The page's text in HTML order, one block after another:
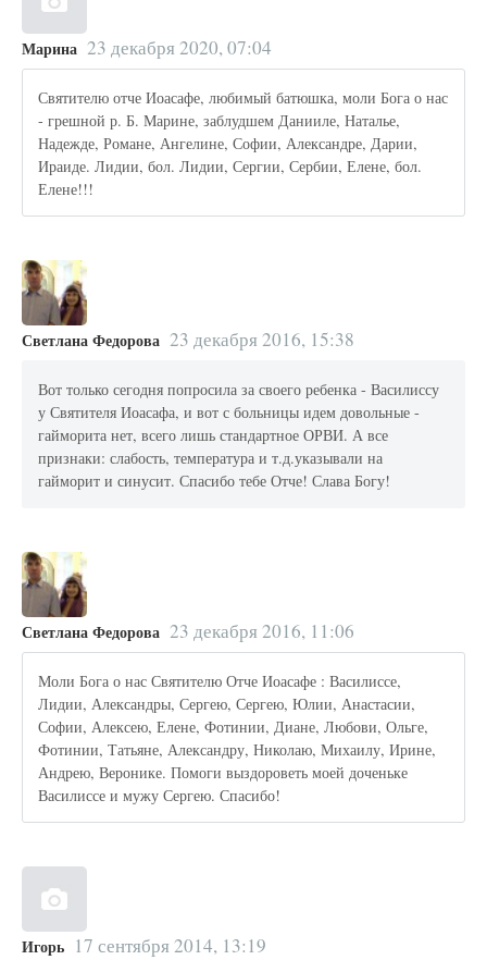
Марина 23 декабря 2020, 07:04
Святителю отче Иоасафе, любимый батюшка, моли Бога о нас
- грешной р. Б. Марине, заблудшем Данииле, Наталье,
Надежде, Романе, Ангелине, Софии, Александре, Дарии,
Ираиде. Лидии, бол. Лидии, Сергии, Сербии, Елене, бол.
Елене!!!
Светлана Федорова 23 декабря 2016, 15:38
Вот только сегодня попросила за своего ребенка - Василиссу
у Святителя Иоасафа, и вот с больницы идем довольные -
гайморита нет, всего лишь стандартное ОРВИ. А все
признаки: слабость, температура и т.д.указывали на
гайморит и синусит. Спасибо тебе Отче! Слава Богу!
Светлана Федорова 23 декабря 2016, 11:06
Моли Бога о нас Святителю Отче Иоасафе : Василиссе,
Лидии, Александры, Сергею, Сергею, Юлии, Анастасии,
Софии, Алексею, Елене, Фотинии, Диане, Любови, Ольге,
Фотинии, Татьяне, Александру, Николаю, Михаилу, Ирине,
Андрею, Веронике. Помоги выздороветь моей доченьке
Василиссе и мужу Сергею. Спасибо!
Игорь 17 сентября 2014, 13:19